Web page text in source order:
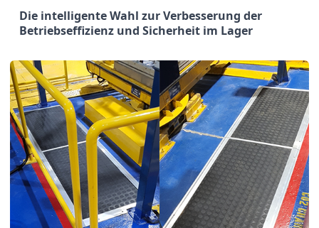
Die intelligente Wahl zur Verbesserung der
Betriebseffizienz und Sicherheit im Lager